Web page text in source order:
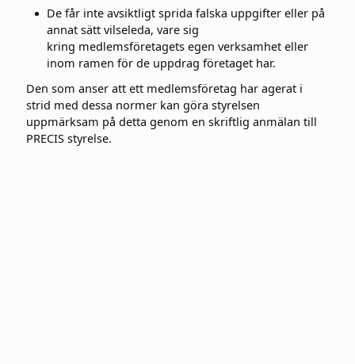
De får inte avsiktligt sprida falska uppgifter eller på
annat sätt vilseleda, vare sig
kring medlemsföretagets egen verksamhet eller
inom ramen för de uppdrag företaget har.
Den som anser att ett medlemsföretag har agerat i
strid med dessa normer kan göra styrelsen
uppmärksam på detta genom en skriftlig anmälan till
PRECIS styrelse.